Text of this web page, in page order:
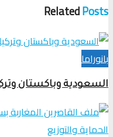
RelatedPosts
بانوراما
السعودية وباكستان